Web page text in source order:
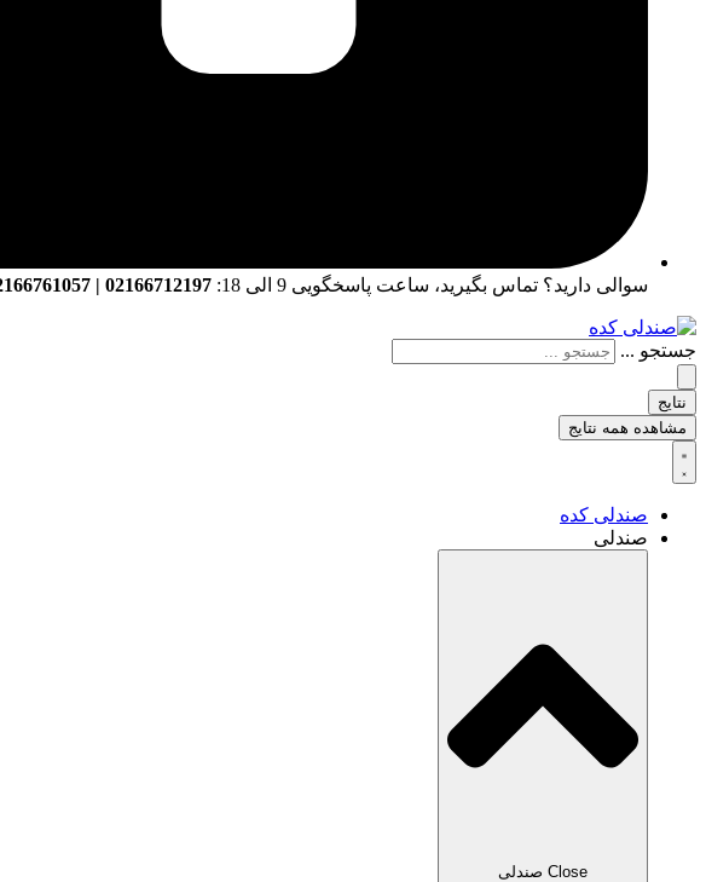
سوالی دارید؟ تماس بگیرید، ساعت پاسخگویی 9 الی 18:
جستجو ...
نتایج
مشاهده همه نتایج
صندلی کده
صندلی
Close صندلی